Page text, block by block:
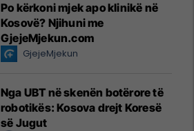
Po kërkoni mjek apo klinikë në
Kosovë? Njihuni me
GjejeMjekun.com
GjejeMjekun
Nga UBT në skenën botërore të
robotikës: Kosova drejt Koresë
së Jugut